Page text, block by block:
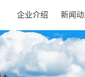
企业介绍 新闻